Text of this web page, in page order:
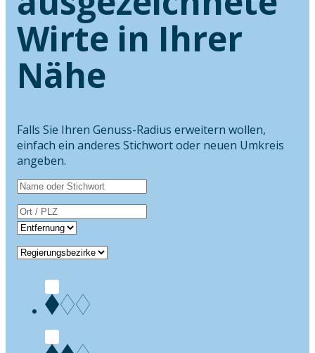
Wirte in Ihrer
Nähe
Falls Sie Ihren Genuss-Radius erweitern wollen,
einfach ein anderes Stichwort oder neuen Umkreis
angeben.